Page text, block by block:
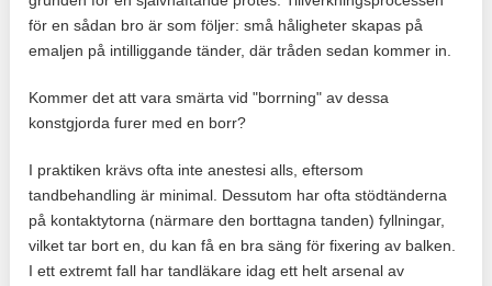
för en sådan bro är som följer: små håligheter skapas på
emaljen på intilliggande tänder, där tråden sedan kommer in.
Kommer det att vara smärta vid "borrning" av dessa
konstgjorda furer med en borr?
I praktiken krävs ofta inte anestesi alls, eftersom
tandbehandling är minimal. Dessutom har ofta stödtänderna
på kontaktytorna (närmare den borttagna tanden) fyllningar,
vilket tar bort en, du kan få en bra säng för fixering av balken.
I ett extremt fall har tandläkare idag ett helt arsenal av